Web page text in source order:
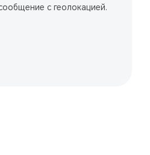
с геолокацией.